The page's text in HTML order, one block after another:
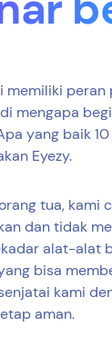
memiliki
mengapa
yang baik
Eyezy.
tua, kami
dan tidak
alat-alat
bisa
kami
aman.